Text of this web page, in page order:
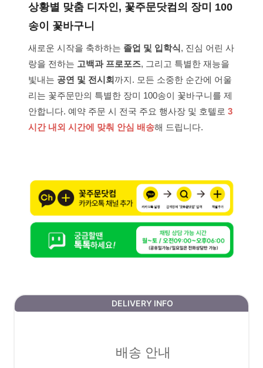
상황별 맞춤 디자인, 꽃주문닷컴의 장미 100
송이 꽃바구니
새로운 시작을 축하하는 졸업 및 입학식, 진심 어린 사
랑을 전하는 고백과 프로포즈, 그리고 특별한 재능을
빛내는 공연 및 전시회까지. 모든 소중한 순간에 어울
리는 꽃주문만의 특별한 장미 100송이 꽃바구니를 제
안합니다. 예약 주문 시 전국 주요 행사장 및 호텔로 3
시간 내외 시간에 맞춰 안심 배송해 드립니다.
DELIVERY INFO
배송 안내